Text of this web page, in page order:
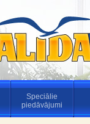
Speciālie
piedāvājumi